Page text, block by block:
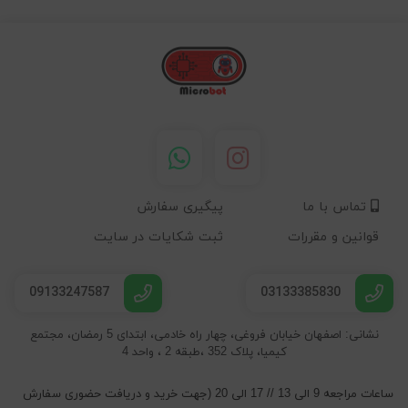
تماس با ما
پیگیری سفارش
قوانین و مقررات
ثبت شکایات در سایت
03133385830
09133247587
نشانی: اصفهان خیابان فروغی، چهار راه خادمی، ابتدای 5 رمضان، مجتمع
کیمیا، پلاک 352 ،طبقه 2 ، واحد 4
ساعات مراجعه 9 الی 13 // 17 الی 20 (جهت خرید و دریافت حضوری سفارش